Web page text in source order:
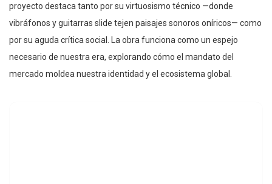
proyecto destaca tanto por su virtuosismo técnico —donde
vibráfonos y guitarras slide tejen paisajes sonoros oníricos— como
por su aguda crítica social. La obra funciona como un espejo
necesario de nuestra era, explorando cómo el mandato del
mercado moldea nuestra identidad y el ecosistema global.